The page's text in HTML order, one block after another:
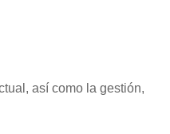
así como la gestión,